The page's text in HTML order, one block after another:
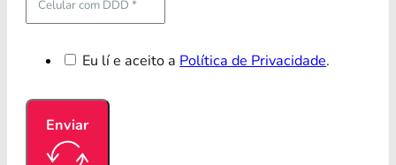
Eu lí e aceito aPolítica de Privacidade.
Enviar